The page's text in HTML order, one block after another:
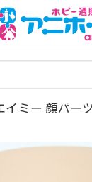
イミー 顔パー